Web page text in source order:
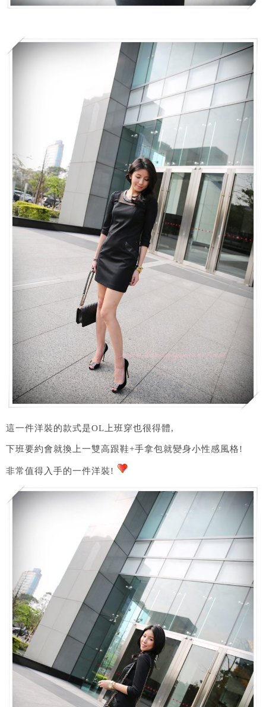
這一件洋裝的款式是OL上班穿也很得體,
下班要約會就換上一雙高跟鞋+手拿包就變身小性感風格!
非常值得入手的一件洋裝!